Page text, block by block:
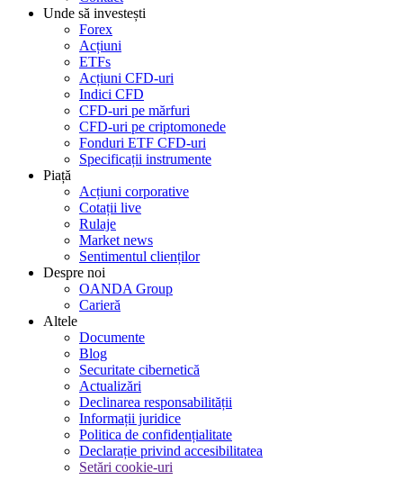
Unde să investești
Forex
Acțiuni
ETFs
Acțiuni CFD-uri
Indici CFD
CFD-uri pe mărfuri
CFD-uri pe criptomonede
Fonduri ETF CFD-uri
Specificații instrumente
Piață
Acțiuni corporative
Cotații live
Rulaje
Market news
Sentimentul clienților
Despre noi
OANDA Group
Carieră
Altele
Documente
Blog
Securitate cibernetică
Actualizări
Declinarea responsabilității
Informații juridice
Politica de confidențialitate
Declarație privind accesibilitatea
Setări cookie-uri